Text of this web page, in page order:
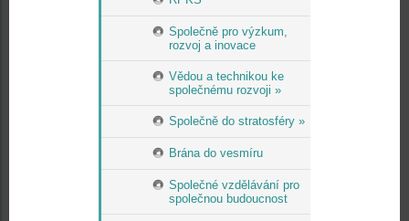
Společně pro výzkum,
rozvoj a inovace
Vědou a technikou ke
společnému rozvoji »
Společně do stratosféry »
Brána do vesmíru
Společné vzdělávání pro
společnou budoucnost